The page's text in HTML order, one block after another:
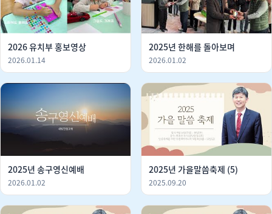
2026 유치부 홍보영상
2026.01.14
2025년 한해를 돌아보며
2026.01.02
2025년 송구영신예배
2026.01.02
2025년 가을말씀축제 (5)
2025.09.20